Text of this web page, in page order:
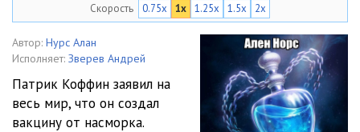
Скорость 0.75x 1x 1.25x 1.5x 2x
Автор: Нурс Алан
Исполняет: Зверев Андрей
Патрик Коффин заявил на
весь мир, что он создал
вакцину от насморка.